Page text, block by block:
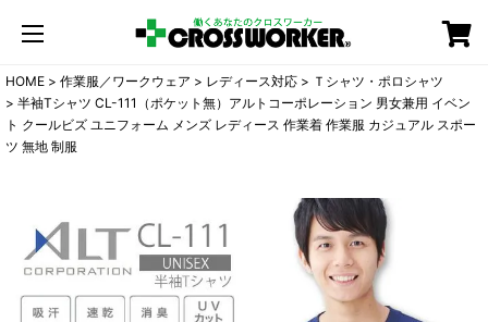
カート
HOME 作業服／ワークウェア レディース対応
Ｔシャツ・ポロシャツ
半袖Tシャツ CL-111（ポケット無）アルトコーポレーション 男女兼用 イベン
ト クールビズ ユニフォーム メンズ レディース 作業着 作業服 カジュアル スポー
ツ 無地 制服